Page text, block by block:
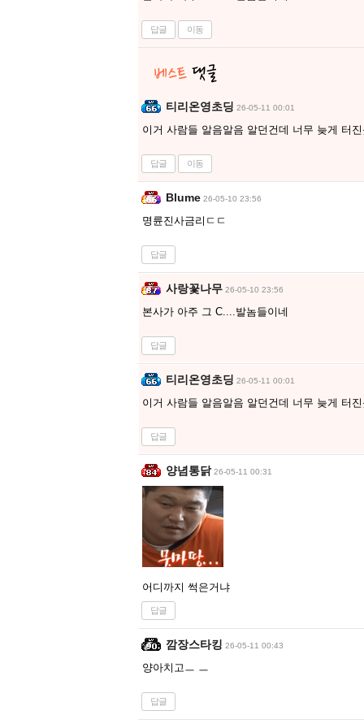
답글 이동
티리온영초딩 26-05-11 00:01
이거 사람들 알음알음 알던건데 너무 늦게 터
답글 이동
Blume 26-05-10 23:56
명륜진사금리ㄷㄷ
답글
사랑꽃나무 26-05-10 23:56
본사가 아주 그 C....발놈들이네
답글
티리온영초딩 26-05-11 00:01
이거 사람들 알음알음 알던건데 너무 늦게 터
답글
양념통닭 26-05-11 00:31
어디까지 썩은거냐
답글
깜장스타킹 26-05-11 00:43
양아치고ㅡ ㅡ
답글